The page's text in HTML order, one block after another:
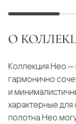
О
Коллекция Нео —
гармонично
и
характерные
полотна Нео